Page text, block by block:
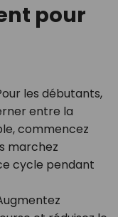
pour
les débutants,
entre la
commencez
marchez
cycle pendant